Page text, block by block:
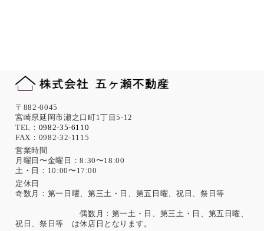
〒882-0045
宮崎県延岡市瀬之口町1丁目5-12
TEL： 0982-35-6110
FAX：0982-32-1115
営業時間
月曜日〜金曜日：8:30〜18:00
土・日：10:00〜17:00
定休日
奇数月：第一日曜、第三土・日、第五日曜、祝日、祭日等
偶数月：第一土・日、第三土・日、第五日曜、
祝日、祭日等 は休店日となります。